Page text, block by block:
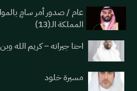
عام / صدور أمر سامٍ
المملكة الـ(13)
احنا جيرانه – كريم الله
مسيرة خلود